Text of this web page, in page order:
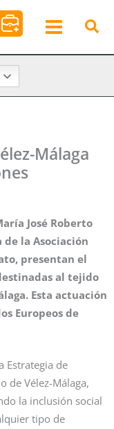
Málaga
José Roberto
la Asociación
presentan el
al tejido
Esta actuación
Europeos de
Estrategia de
de Vélez-Málaga,
la inclusión social
tipo de